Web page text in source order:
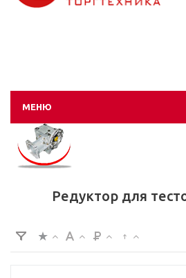
МЕНЮ
Редуктор для